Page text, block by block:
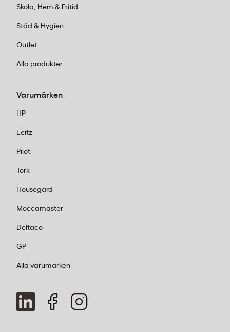
Skola, Hem & Fritid
Städ & Hygien
Outlet
Alla produkter
Varumärken
HP
Leitz
Pilot
Tork
Housegard
Moccamaster
Deltaco
GP
Alla varumärken